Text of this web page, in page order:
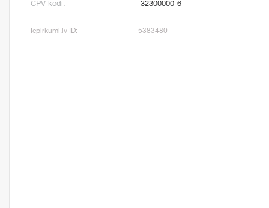
CPV kodi:
32300000-6
Iepirkumi.lv ID: 5383480